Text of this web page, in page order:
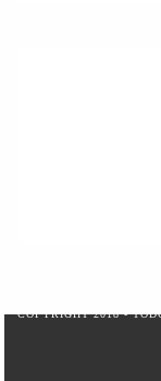
COPYRIGHT 2018 -